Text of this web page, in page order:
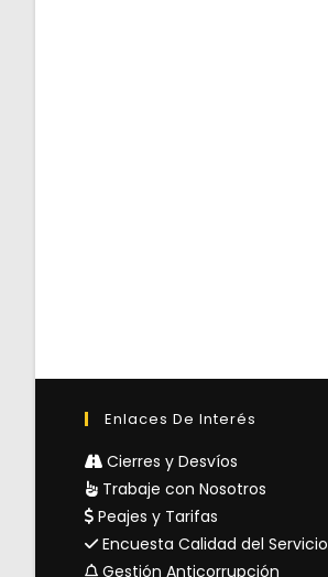
Enlaces De Interés
Cierres y Desvíos
Trabaje con Nosotros
Peajes y Tarifas
Encuesta Calidad del Servicio
Gestión Anticorrupción